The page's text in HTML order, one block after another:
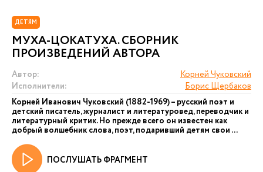
ДЕТЯМ
МУХА-ЦОКАТУХА. СБОРНИК
ПРОИЗВЕДЕНИЙ АВТОРА
Автор:
Корней Чуковский
Исполнители:
Борис Щербаков
Корней Иванович Чуковский (1882-1969) – русский поэт и
детский писатель, журналист и литературовед, переводчик и
литературный критик. Но прежде всего он известен как
добрый волшебник слова, поэт, подаривший детям свои ...
ПОСЛУШАТЬ ФРАГМЕНТ